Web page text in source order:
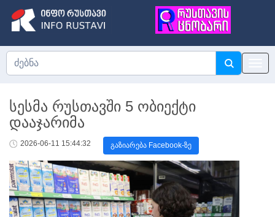
სესმა რუსთავში 5 ობიექტი
დააჯარიმა
2026-06-11 15:44:32 გაზიარება Facebook-ზე